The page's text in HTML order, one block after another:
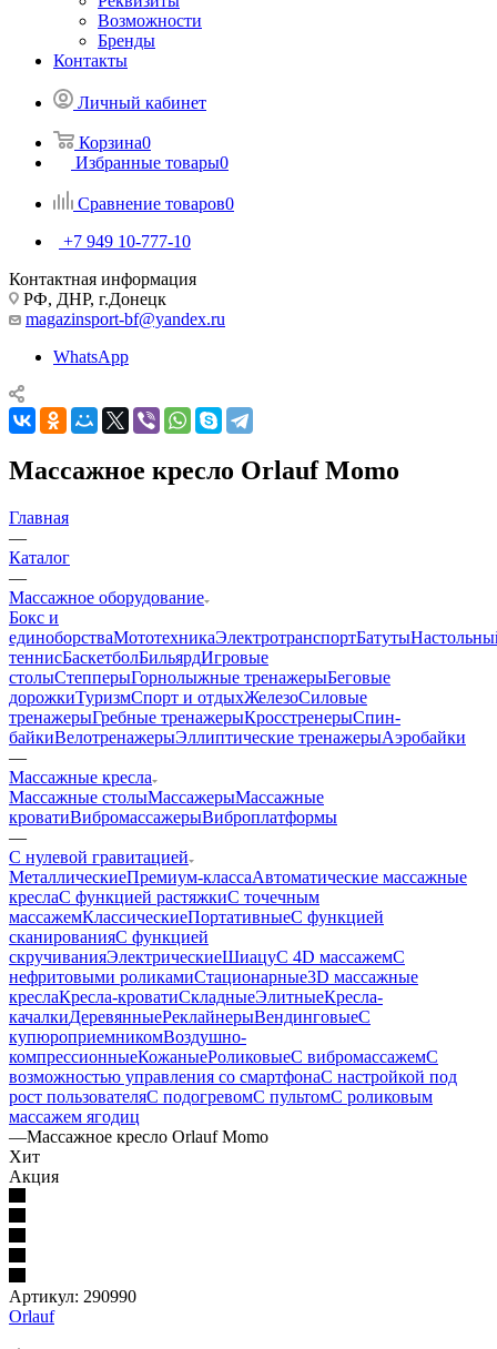
Возможности
Бренды
Контакты
Личный кабинет
Корзина0
Избранные товары0
Сравнение товаров0
+7 949 10-777-10
Контактная информация
РФ, ДНР, г.Донецк
magazinsport-bf@yandex.ru
WhatsApp
Массажное кресло Orlauf Momo
Главная
—
Каталог
—
Массажное оборудование
Бокс и
единоборстваМототехникаЭлектротранспортБатуты
теннисБаскетболБильярдИгровые
столыСтепперыГорнолыжные тренажерыБеговые
дорожкиТуризмСпорт и отдыхЖелезоСиловые
тренажерыГребные тренажерыКросстренерыСпин-
байкиВелотренажерыЭллиптические тренажерыАэробайки
—
Массажные кресла
Массажные столыМассажерыМассажные
кроватиВибромассажерыВиброплатформы
—
С нулевой гравитацией
МеталлическиеПремиум-классаАвтоматические массажные
креслаС функцией растяжкиС точечным
массажемКлассическиеПортативныеС функцией
сканированияС функцией
скручиванияЭлектрическиеШиацуС 4D массажемС
нефритовыми роликамиСтационарные3D массажные
креслаКресла-кроватиСкладныеЭлитныеКресла-
качалкиДеревянныеРеклайнерыВендинговыеС
купюроприемникомВоздушно-
компрессионныеКожаныеРоликовыеС вибромассажемС
возможностью управления со смартфонаС настройкой под
рост пользователяС подогревомС пультомС роликовым
массажем ягодиц
—Массажное кресло Orlauf Momo
Хит
Акция
Артикул: 290990
Orlauf